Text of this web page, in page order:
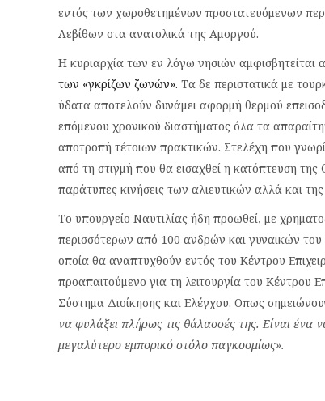
εντός των χωροθετημένων προστατευόμενων
Λεβίθων στα ανατολικά της Αμοργού.
Η κυριαρχία των εν λόγω νησιών
των «γκρίζων ζωνών». Τα δε περιστατικά με
ύδατα αποτελούν δυνάμει αφορμή θερμού
επόμενου χρονικού διαστήματος όλα τα
αποτροπή τέτοιων πρακτικών. Στελέχη που
από τη στιγμή που θα εισαχθεί η κατόπτευση της
παράτυπες κινήσεις των αλιευτικών αλλά και
Το υπουργείο Ναυτιλίας ήδη προωθεί, με
περισσότερων από 100 ανδρών και γυναικών
οποία θα αναπτυχθούν εντός του Κέντρου
προαπαιτούμενο για τη λειτουργία του
Σύστημα Διοίκησης και Ελέγχου. Οπως
να φυλάξει πλήρως τις θάλασσές της. Είναι ένα
μεγαλύτερο εμπορικό στόλο παγκοσμίως».